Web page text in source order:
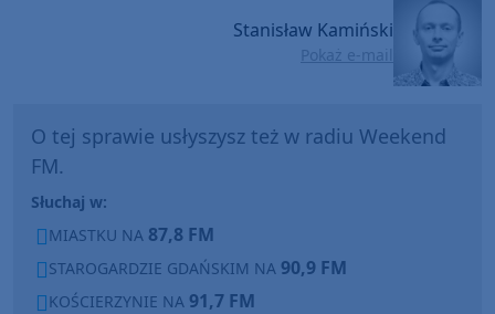
Stanisław Kamiński
Pokaż e-mail
O tej sprawie usłyszysz też w radiu Weekend
FM.
Słuchaj w:
MIASTKU NA 87,8 FM
STAROGARDZIE GDAŃSKIM NA 90,9 FM
KOŚCIERZYNIE NA 91,7 FM